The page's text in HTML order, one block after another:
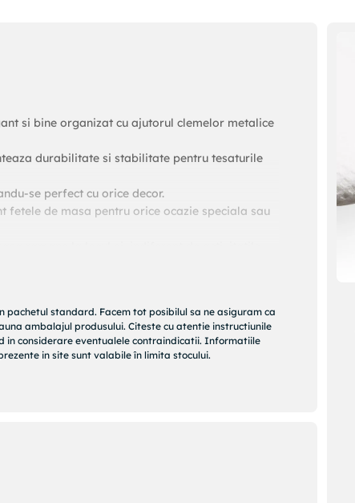
si bine organizat cu ajutorul clemelor metalice
durabilitate si stabilitate pentru tesaturile
se perfect cu orice decor.
fetele de masa pentru orice ocazie speciala sau
ramane la locul ei, indiferent de activitatile
solutia ideala pentru a impiedica alunecarea
sau ingrijit si profesional cu clemele noastre
mese festive sau intalniri de familie.
standard. Facem tot posibilul sa ne asiguram ca
ambalajul produsului. Citeste cu atentie instructiunile
in considerare eventualele contraindicatii. Informatiile
in site sunt valabile în limita stocului.